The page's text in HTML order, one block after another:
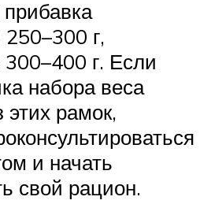
г,
г. Если
набора веса
рамок,
и начать
свой рацион.